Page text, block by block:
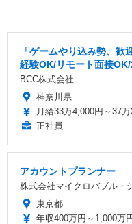
「ゲームやり込み勢、
経験OK/リモート面接
BCC株式会社
神奈川県
月給33万4,000円～37
正社員
アカウントプランナー
株式会社マイクロバブル・
東京都
年収400万円～1,000万